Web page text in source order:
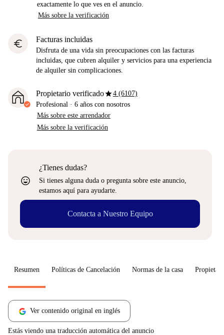
exactamente lo que ves en el anuncio.
Más sobre la verificación
euro Facturas incluidas
Disfruta de una vida sin preocupaciones con las facturas
incluidas, que cubren alquiler y servicios para una experiencia
de alquiler sin complicaciones.
Propietario verificadostar4 (6107)
Profesional · 6 años con nosotros
Más sobre este arrendador
Más sobre la verificación
sentiment_very_satisfied
¿Tienes dudas?
Si tienes alguna duda o pregunta sobre este anuncio,
estamos aquí para ayudarte.
Contacta a Nuestro Equipo
Resumen Políticas de Cancelación Normas de la casa
Ver contenido original en inglés
Estás viendo una traducción automática del anuncio